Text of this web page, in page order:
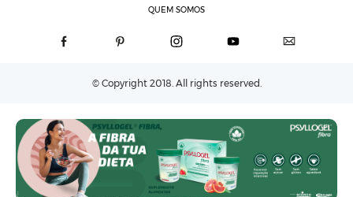
QUEM SOMOS
© Copyright 2018. All rights reserved.